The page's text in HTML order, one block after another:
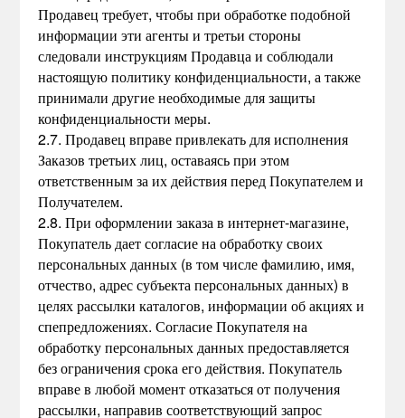
Продавец требует, чтобы при обработке подобной
информации эти агенты и третьи стороны
следовали инструкциям Продавца и соблюдали
настоящую политику конфиденциальности, а также
принимали другие необходимые для защиты
конфиденциальности меры.
2.7. Продавец вправе привлекать для исполнения
Заказов третьих лиц, оставаясь при этом
ответственным за их действия перед Покупателем и
Получателем.
2.8. При оформлении заказа в интернет-магазине,
Покупатель дает согласие на обработку своих
персональных данных (в том числе фамилию, имя,
отчество, адрес субъекта персональных данных) в
целях рассылки каталогов, информации об акциях и
спепредложениях. Согласие Покупателя на
обработку персональных данных предоставляется
без ограничения срока его действия. Покупатель
вправе в любой момент отказаться от получения
рассылки, направив соответствующий запрос